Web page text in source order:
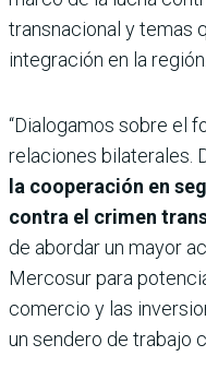
transnacional y temas
integración en la región.
“Dialogamos sobre el
relaciones bilaterales.
la cooperación en
contra el crimen
de abordar un mayor
Mercosur para
comercio y las
un sendero de trabajo